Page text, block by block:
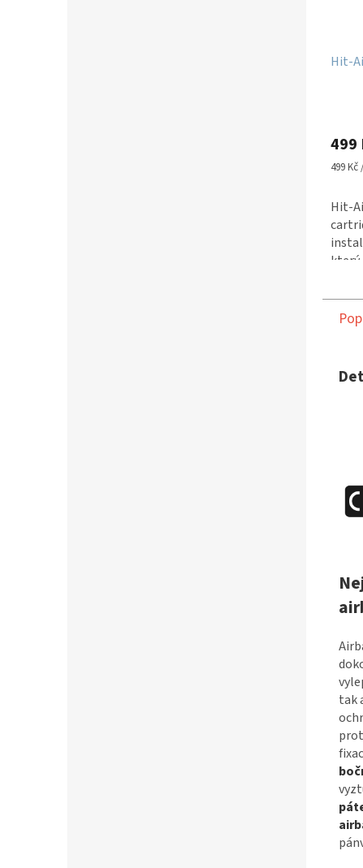
Hit-
499
Měrná
499 Kč
Hit-
který
tak